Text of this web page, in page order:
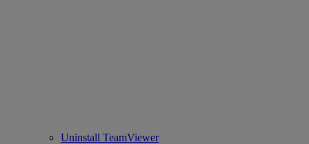
Uninstall TeamViewer